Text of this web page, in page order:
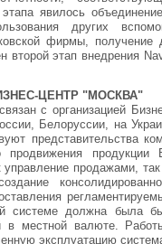
явилось
других
фирмы, получение
второй этап внедрения
ЦЕНТР "МОСКВА"
с организацией
Белоруссии, на
представительства
продвижения продукции
управление продажами,
системе должна была
в местной валюте.
эксплуатацию